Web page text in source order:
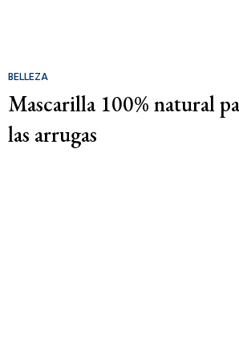
BELLEZA
Mascarilla 100% natural
las arrugas